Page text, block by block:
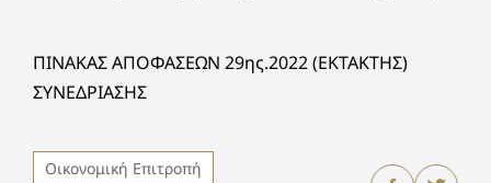
ΠΙΝΑΚΑΣ ΑΠΟΦΑΣΕΩΝ 29ης.2022 (ΕΚΤΑΚΤΗΣ)
ΣΥΝΕΔΡΙΑΣΗΣ
Οικονομική Επιτροπή